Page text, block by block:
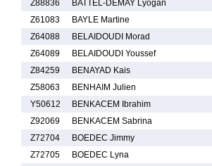
Z88836
BATTEL-DEMAY Lyogan
Z61083
BAYLE Martine
Z64088
BELAIDOUDI Morad
Z64089
BELAIDOUDI Youssef
Z84259
BENAYAD Kais
Z58063
BENHAIM Julien
Y50612
BENKACEM Ibrahim
Z92069
BENKACEM Sabrina
Z72704
BOEDEC Jimmy
Z72705
BOEDEC Lyna